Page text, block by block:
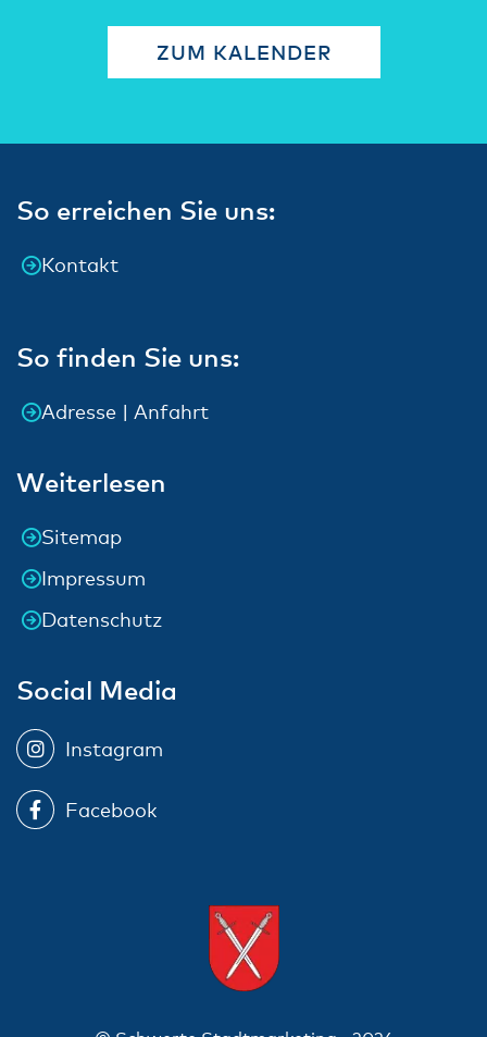
ZUM KALENDER
So erreichen Sie uns:
Kontakt
So finden Sie uns:
Adresse | Anfahrt
Weiterlesen
Sitemap
Impressum
Datenschutz
Social Media
Instagram
Facebook